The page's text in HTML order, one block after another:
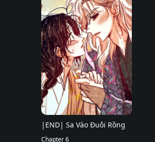
|END| Sa Vào Đuôi Rồng
Chapter 6